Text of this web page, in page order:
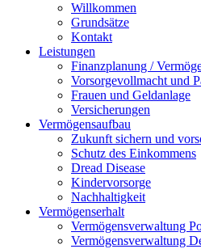
Willkommen
Grundsätze
Kontakt
Leistungen
Finanzplanung /
Vorsorgevollmacht und
Frauen und Geldanlage
Versicherungen
Vermögensaufbau
Zukunft sichern und
Schutz des Einkommens
Dread Disease
Kindervorsorge
Nachhaltigkeit
Vermögenserhalt
Vermögensverwaltung
Vermögensverwaltung